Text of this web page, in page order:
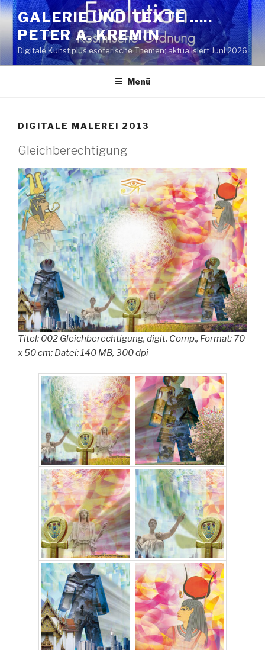
Zum
Inhalt
springen
GALERIE UND TEXTE …..
PETER A. KREMIN
Digitale Kunst plus esoterische Themen; aktualisiert Juni 2026
Menü
DIGITALE MALEREI 2013
Gleichberechtigung
Titel: 002 Gleichberechtigung, digit. Comp., Format: 70
x 50 cm; Datei: 140 MB, 300 dpi